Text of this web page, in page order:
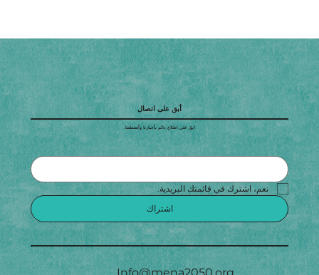
أبق على اتصال
ابقَ على اطلاع دائم بأخبارنا وأنشطتنا.
نعم، اشترك في قائمتك البريدية.
اشتراك